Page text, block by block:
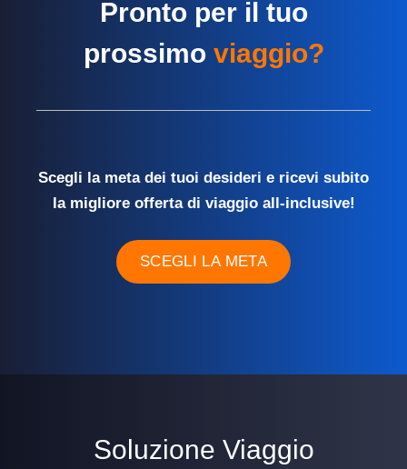
Pronto per il tuo
prossimo viaggio?
Scegli la meta dei tuoi desideri e ricevi subito
la migliore offerta di viaggio all-inclusive!
SCEGLI LA META
Soluzione Viaggio